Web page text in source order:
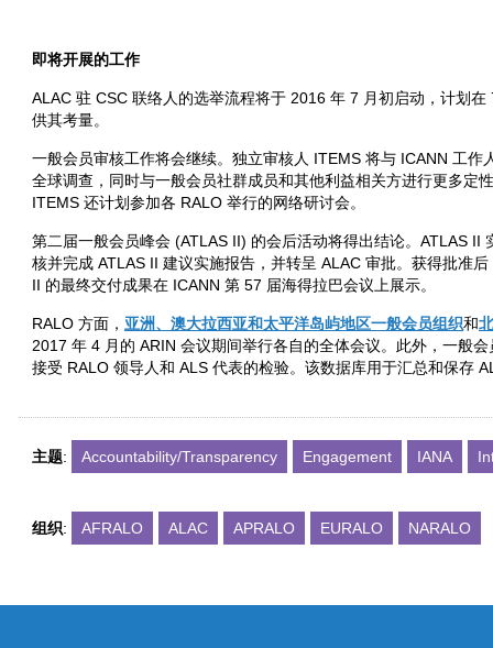
即将开展的工作
ALAC 驻 CSC 联络人的选举流程将于 2016 年 7 月初启动，计划
供其考量。
一般会员审核工作将会继续。独立审核人 ITEMS 将与 ICANN 工
全球调查，同时与一般会员社群成员和其他利益相关方进行更多定
ITEMS 还计划参加各 RALO 举行的网络研讨会。
第二届一般会员峰会 (ATLAS II) 的会后活动将得出结论。ATLAS II
核并完成 ATLAS II 建议实施报告，并转呈 ALAC 审批。获得批准
II 的最终交付成果在 ICANN 第 57 届海得拉巴会议上展示。
RALO 方面， 亚洲、澳大拉西亚和太平洋岛屿地区一般会员组织和
2017 年 4 月的 ARIN 会议期间举行各自的全体会议。此外，一般
接受 RALO 领导人和 ALS 代表的检验。该数据库用于汇总和保存
主题: Accountability/Transparency Engagement IANA
组织: AFRALO ALAC APRALO EURALO NARALO